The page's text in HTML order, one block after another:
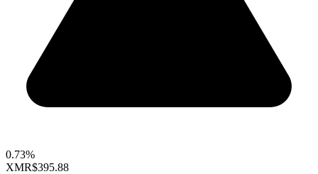
0.73%
XMR$395.88